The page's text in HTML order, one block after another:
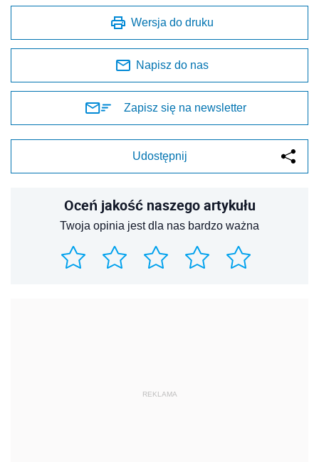
Wersja do druku
Napisz do nas
Zapisz się na newsletter
Udostępnij
Oceń jakość naszego artykułu
Twoja opinia jest dla nas bardzo ważna
REKLAMA